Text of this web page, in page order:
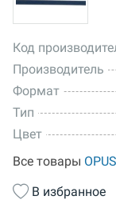
Код
Производитель
Формат
Тип
Цвет
Все товары OPUS
В избранное